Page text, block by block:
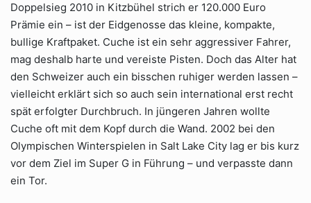
Doppelsieg 2010 in Kitzbühel strich er 120.000 Euro
Prämie ein – ist der Eidgenosse das kleine, kompakte,
bullige Kraftpaket. Cuche ist ein sehr aggressiver Fahrer,
mag deshalb harte und vereiste Pisten. Doch das Alter hat
den Schweizer auch ein bisschen ruhiger werden lassen –
vielleicht erklärt sich so auch sein international erst recht
spät erfolgter Durchbruch. In jüngeren Jahren wollte
Cuche oft mit dem Kopf durch die Wand. 2002 bei den
Olympischen Winterspielen in Salt Lake City lag er bis kurz
vor dem Ziel im Super G in Führung – und verpasste dann
ein Tor.